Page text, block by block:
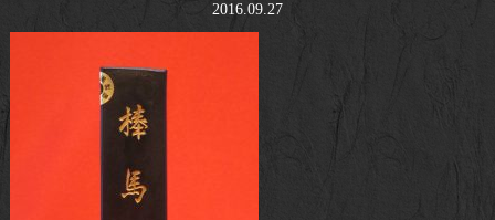
2016.09.27